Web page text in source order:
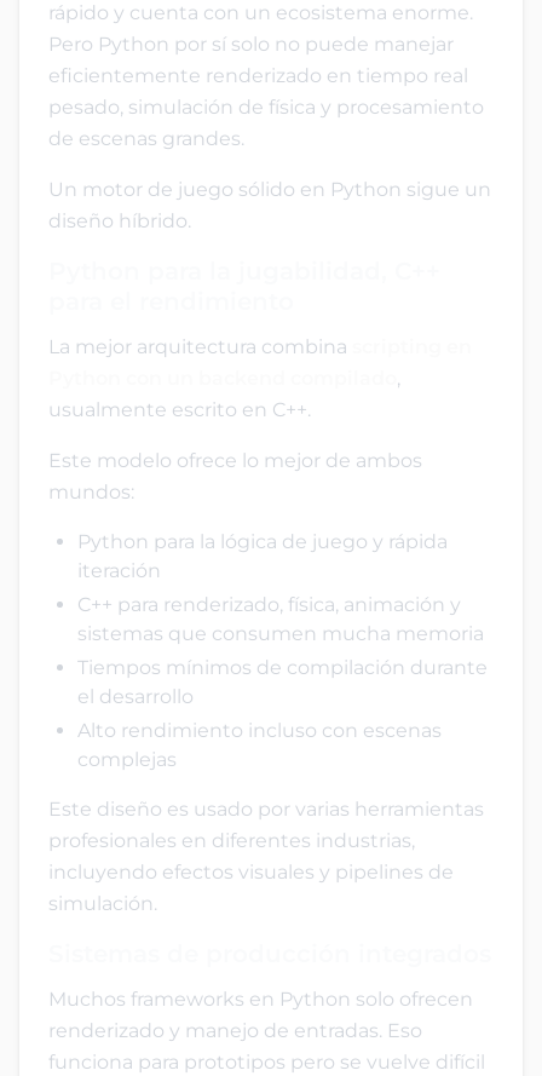
rápido y cuenta con un ecosistema enorme.
Pero Python por sí solo no puede manejar
eficientemente renderizado en tiempo real
pesado, simulación de física y procesamiento
de escenas grandes.
Un motor de juego sólido en Python sigue un
diseño híbrido.
La mejor arquitectura combina
,
usualmente escrito en C++.
Este modelo ofrece lo mejor de ambos
mundos:
Python para la lógica de juego y rápida
iteración
C++ para renderizado, física, animación y
sistemas que consumen mucha memoria
Tiempos mínimos de compilación durante
el desarrollo
Alto rendimiento incluso con escenas
complejas
Este diseño es usado por varias herramientas
profesionales en diferentes industrias,
incluyendo efectos visuales y pipelines de
simulación.
Muchos frameworks en Python solo ofrecen
renderizado y manejo de entradas. Eso
funciona para prototipos pero se vuelve difícil